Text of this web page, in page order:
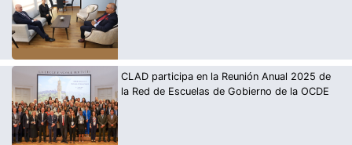
CLAD participa en la Reunión Anual 2025 de
la Red de Escuelas de Gobierno de la OCDE